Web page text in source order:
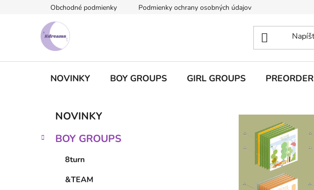
Obchodné podmienky Podmienky ochrany osobných údajov
NOVINKY BOY GROUPS GIRL GROUPS PREORDER
č
Preskočiť
kategórie
e
NOVINKY
BOY GROUPS
8turn
&TEAM